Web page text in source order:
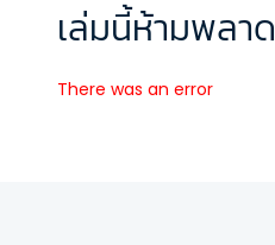
เล่มนี้ห้ามพลาด
There was an error